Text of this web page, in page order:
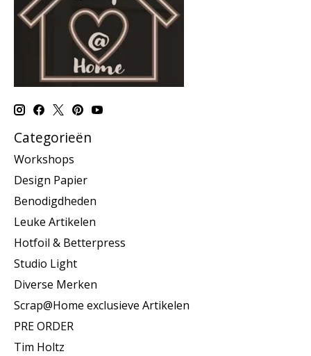
Categorieën
Workshops
Design Papier
Benodigdheden
Leuke Artikelen
Hotfoil & Betterpress
Studio Light
Diverse Merken
Scrap@Home exclusieve Artikelen
PRE ORDER
Tim Holtz